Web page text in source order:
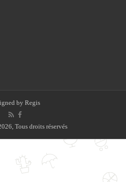
byRegis
Tous droits réservés